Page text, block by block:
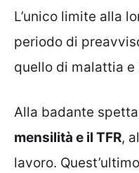
L’unico limite alla
periodo di
quello di malattia
Alla badante
mensilità e il TFR,
lavoro.